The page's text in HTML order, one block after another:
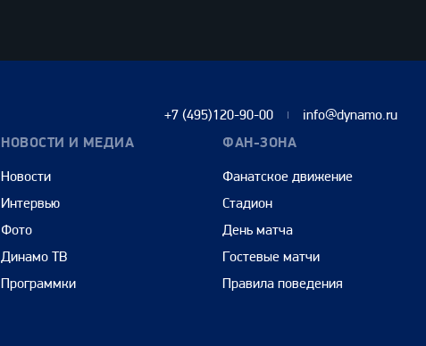
+7 (495)120-90-00 info@dynamo.ru
НОВОСТИ И МЕДИА
Новости
Интервью
Фото
Динамо ТВ
Программки
ФАН-ЗОНА
Фанатское движение
Стадион
День матча
Гостевые матчи
Правила поведения